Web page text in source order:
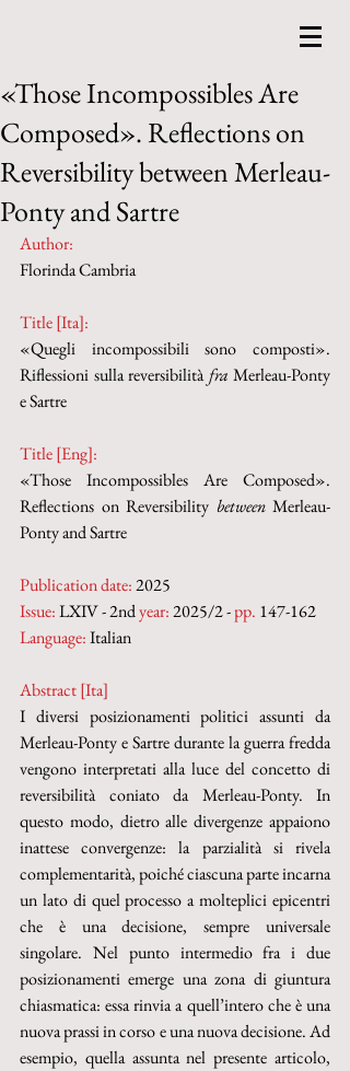
«Those Incompossibles Are
Composed». Reflections on
Reversibility between Merleau-
Ponty and Sartre
Author:
Florinda Cambria
Title [Ita]:
«Quegli incompossibili sono composti».
Riflessioni sulla reversibilità fra Merleau-Ponty
e Sartre
Title [Eng]:
«Those Incompossibles Are Composed».
Reflections on Reversibility between Merleau-
Ponty and Sartre
Publication date: 2025
Issue: LXIV - 2nd year: 2025/2 - pp. 147-162
Language: Italian
Abstract [Ita]
I diversi posizionamenti politici assunti da
Merleau-Ponty e Sartre durante la guerra fredda
vengono interpretati alla luce del concetto di
reversibilità coniato da Merleau-Ponty. In
questo modo, dietro alle divergenze appaiono
inattese convergenze: la parzialità si rivela
complementarità, poiché ciascuna parte incarna
un lato di quel processo a molteplici epicentri
che è una decisione, sempre universale
singolare. Nel punto intermedio fra i due
posizionamenti emerge una zona di giuntura
chiasmatica: essa rinvia a quell’intero che è una
nuova prassi in corso e una nuova decisione. Ad
esempio, quella assunta nel presente articolo,